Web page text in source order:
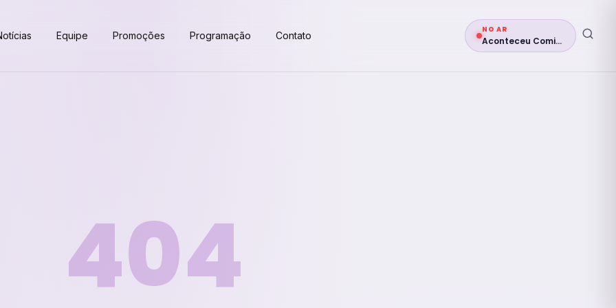
Equipe Promoções Programação Contato
NO AR
Aconteceu Comigo
404